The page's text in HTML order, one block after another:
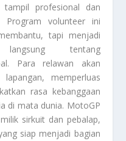
tampil profesional dan
Program volunteer ini
tapi menjadi
tentang
Para relawan akan
memperluas
rasa kebanggaan
di mata dunia. MotoGP
sirkuit dan pebalap,
siap menjadi bagian